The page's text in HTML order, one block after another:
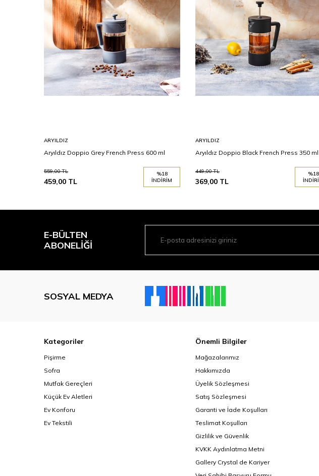
ARYILDIZ
Aryıldız Doppio Grey French Press 600 ml
559,00TL
459,00 TL
%18
İNDIRIM
ARYILDIZ
Aryıldız Doppio Black French Press 350 ml
449,00TL
369,00 TL
%18
E-BÜLTEN
ABONELIĞI
SOSYAL MEDYA
Kategoriler
Pişirme
Sofra
Mutfak Gereçleri
Küçük Ev Aletleri
Ev Konforu
Ev Tekstili
Önemli Bilgiler
Mağazalarımız
Hakkımızda
Üyelik Sözleşmesi
Satış Sözleşmesi
Garanti ve İade Koşulları
Teslimat Koşulları
Gizlilik ve Güvenlik
KVKK Aydınlatma Metni
Gallery Crystal de Kariyer